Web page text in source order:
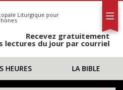
Liturgique pour
Recevez gratuitement
lectures du jour par courriel
HEURES LA BIBLE